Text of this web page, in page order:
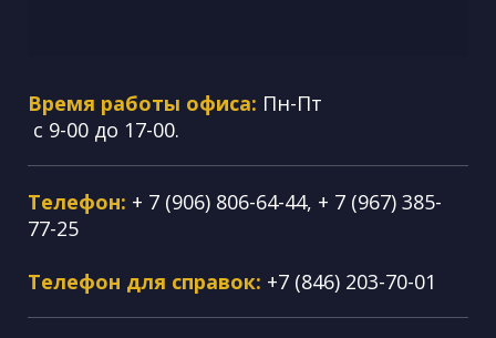
Время работы офиса: Пн-Пт
с 9-00 до 17-00.
Телефон: + 7 (906) 806-64-44, + 7 (967) 385-
77-25
Телефон для справок: +7 (846) 203-70-01